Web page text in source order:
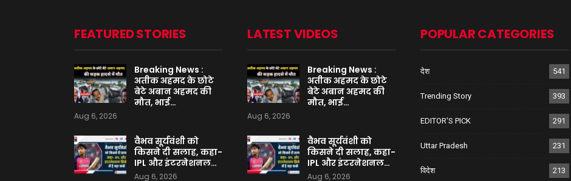
FEATURED STORIES
Breaking News :
अतीक अहमद के छोटे
बेटे अबान अहमद की
मौत, भाई…
Aug 6, 2026
वैभव सूर्यवंशी को
किसने दी सलाह, कहा-
IPL और इंटरनेशनल…
Aug 6, 2026
LATEST VIDEOS
Breaking News :
अतीक अहमद के छोटे
बेटे अबान अहमद की
मौत, भाई…
Aug 6, 2026
वैभव सूर्यवंशी को
किसने दी सलाह, कहा-
IPL और इंटरनेशनल…
Aug 6, 2026
POPULAR CATEGORIES
देश 541
Trending Story 393
EDITOR'S PICK 291
Uttar Pradesh 231
विदेश 213